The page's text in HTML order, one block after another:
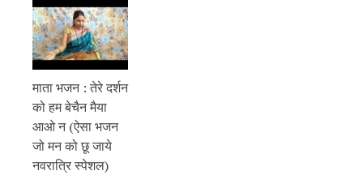
माता भजन : तेरे दर्शन
को हम बेचैन मैया
आओ न (ऐसा भजन
जो मन को छू जाये
नवरात्रि स्पेशल)